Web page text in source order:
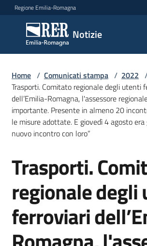
Vai al contenuto
Vai alla navigazione
Vai al footer
Regione Emilia-Romagna
Notizie
Notizie
Comunicati
stampa
Menu selezionato
Cerca
un
comunicato
Risorse
Agenzia
di
Home / Comunicati stampa / 2022
Trasporti. Comitato regionale degli utenti
dell’Emilia-Romagna, l'assessore
importante. Presente in almeno 20
le misure adottate. E giovedì 4 agosto
nuovo incontro con loro”
Salta al contenuto
Trasporti.
regionale degli
ferroviari